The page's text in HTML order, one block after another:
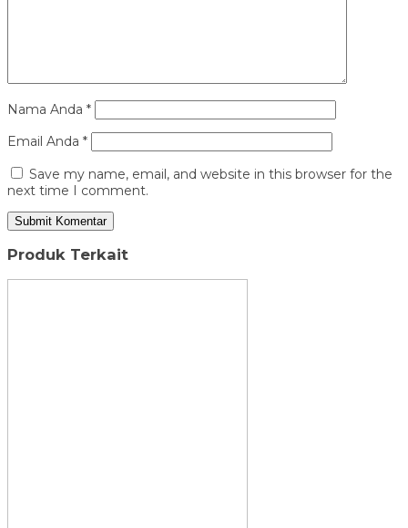
Nama Anda *
Email Anda *
Save my name, email, and website in this browser for the
next time I comment.
Produk Terkait